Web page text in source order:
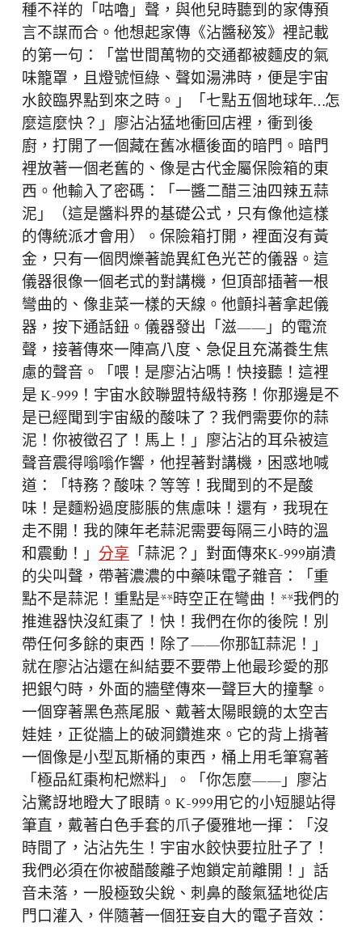
種不祥的「咕嚕」聲，與他兒時聽到的家傳預
言不謀而合。他想起家傳《沾醬秘笈》裡記載
的第一句：「當世間萬物的交通都被麵皮的氣
味籠罩，且燈號恒綠、聲如湯沸時，便是宇宙
水餃臨界點到來之時。」「七點五個地球年…怎
麼這麼快？」廖沾沾猛地衝回店裡，衝到後
廚，打開了一個藏在舊冰櫃後面的暗門。暗門
裡放著一個老舊的、像是古代金屬保險箱的東
西。他輸入了密碼：「一醬二醋三油四辣五蒜
泥」（這是醬料界的基礎公式，只有像他這樣
的傳統派才會用）。保險箱打開，裡面沒有黃
金，只有一個閃爍著詭異紅色光芒的儀器。這
儀器很像一個老式的對講機，但頂部插著一根
彎曲的、像韭菜一樣的天線。他顫抖著拿起儀
器，按下通話鈕。儀器發出「滋——」的電流
聲，接著傳來一陣高八度、急促且充滿養生焦
慮的聲音。「喂！是廖沾沾嗎！快接聽！這裡
是 K-999！宇宙水餃聯盟特級特務！你那邊是不
是已經聞到宇宙級的酸味了？我們需要你的蒜
泥！你被徵召了！馬上！」廖沾沾的耳朵被這
聲音震得嗡嗡作響，他捏著對講機，困惑地喊
道：「特務？酸味？等等！我聞到的不是酸
味！是麵粉過度膨脹的焦慮味！還有，我現在
走不開！我的陳年老蒜泥需要每隔三小時的溫
和震動！」分享「蒜泥？」對面傳來K-999崩潰
的尖叫聲，帶著濃濃的中藥味電子雜音：「重
點不是蒜泥！重點是**時空正在彎曲！**我們的
推進器快沒紅棗了！快！我們在你的後院！別
帶任何多餘的東西！除了——你那缸蒜泥！」
就在廖沾沾還在糾結要不要帶上他最珍愛的那
把銀勺時，外面的牆壁傳來一聲巨大的撞擊。
一個穿著黑色燕尾服、戴著太陽眼鏡的太空吉
娃娃，正從牆上的破洞鑽進來。它的背上揹著
一個像是小型瓦斯桶的東西，桶上用毛筆寫著
「極品紅棗枸杞燃料」。「你怎麼——」廖沾
沾驚訝地瞪大了眼睛。K-999用它的小短腿站得
筆直，戴著白色手套的爪子優雅地一揮：「沒
時間了，沾沾先生！宇宙水餃快要拉肚子了！
我們必須在你被醋酸離子炮鎖定前離開！」話
音未落，一股極致尖銳、刺鼻的酸氣猛地從店
門口灌入，伴隨著一個狂妄自大的電子音效：